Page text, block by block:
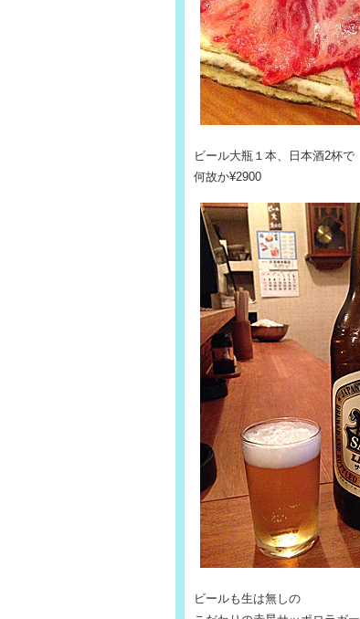
ビール大瓶１本、日本酒2杯で
何故か¥2900
ビールも生は無しの